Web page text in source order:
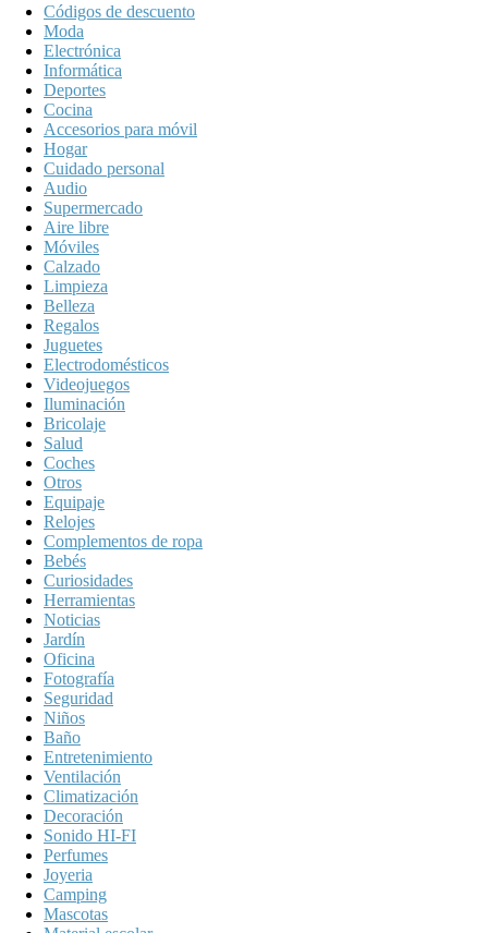
Códigos de descuento
Moda
Electrónica
Informática
Deportes
Cocina
Accesorios para móvil
Hogar
Cuidado personal
Audio
Supermercado
Aire libre
Móviles
Calzado
Limpieza
Belleza
Regalos
Juguetes
Electrodomésticos
Videojuegos
Iluminación
Bricolaje
Salud
Coches
Otros
Equipaje
Relojes
Complementos de ropa
Bebés
Curiosidades
Herramientas
Noticias
Jardín
Oficina
Fotografía
Seguridad
Niños
Baño
Entretenimiento
Ventilación
Climatización
Decoración
Sonido HI-FI
Perfumes
Joyeria
Camping
Mascotas